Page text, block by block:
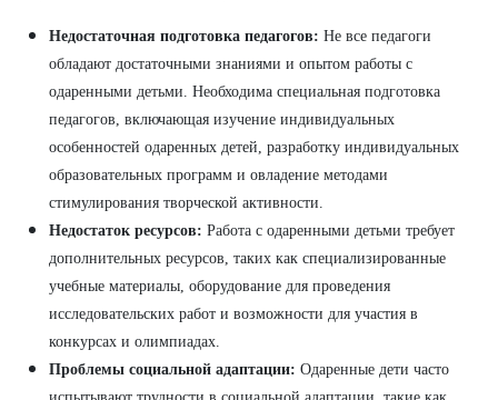
Недостаточная подготовка педагогов: Не все педагоги
обладают достаточными знаниями и опытом работы с
одаренными детьми. Необходима специальная подготовка
педагогов, включающая изучение индивидуальных
особенностей одаренных детей, разработку индивидуальных
образовательных программ и овладение методами
стимулирования творческой активности.
Недостаток ресурсов: Работа с одаренными детьми требует
дополнительных ресурсов, таких как специализированные
учебные материалы, оборудование для проведения
исследовательских работ и возможности для участия в
конкурсах и олимпиадах.
Проблемы социальной адаптации: Одаренные дети часто